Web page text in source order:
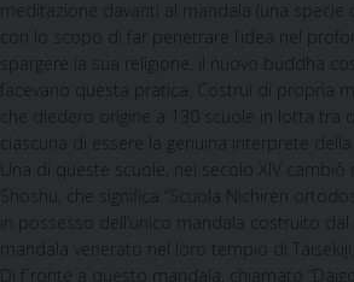
meditazione davanti al mandala (una specie
con lo scopo di far penetrare l’idea nel
spargere la sua religione, il nuovo buddha
facevano questa pratica. Costruì di propria
che diedero origine a 130 scuole in lotta tra
ciascuna di essere la genuina interprete
Una di queste scuole, nel secolo XIV cambiò
Shoshu, che significa “Scuola Nichiren
in possesso dell’unico mandala costruito dal
mandala venerato nel loro tempio di
Di f`ronte a questo mandala, chiamato